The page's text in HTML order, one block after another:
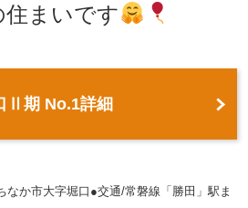
住まいです
Ⅱ期 No.1詳細
なか市大字堀口●交通/常磐線「勝田」駅ま